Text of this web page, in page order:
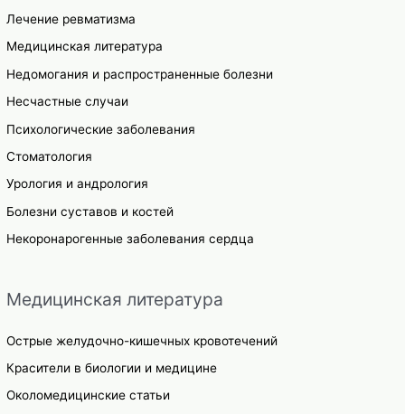
Лечение ревматизма
Медицинская литература
Недомогания и распространенные болезни
Несчастные случаи
Психологические заболевания
Стоматология
Урология и андрология
Болезни суставов и костей
Некоронарогенные заболевания сердца
Медицинская литература
Острые желудочно-кишечных кровотечений
Красители в биологии и медицине
Околомедицинские статьи